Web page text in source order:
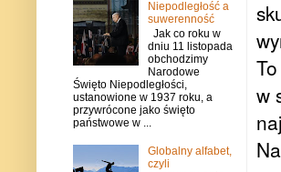
w
Niepodległość a
suwerenność
Jak co roku w
dniu 11 listopada
obchodzimy
Narodowe
Święto Niepodległości,
ustanowione w 1937 roku, a
przywrócone jako święto
państwowe w ...
Globalny alfabet,
czyli